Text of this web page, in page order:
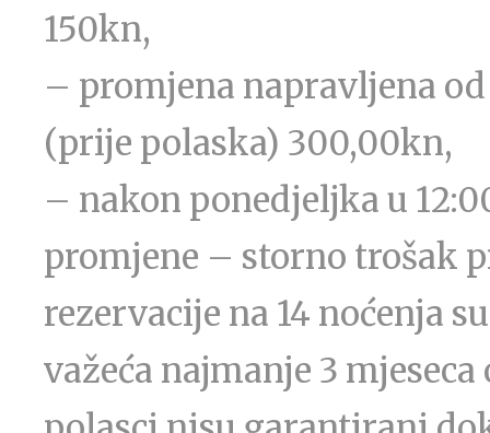
150kn,
– promjena napravljena
(prije polaska) 300,00kn,
– nakon ponedjeljka u
promjene – storno trošak
rezervacije na 14 noćenja
važeća najmanje 3